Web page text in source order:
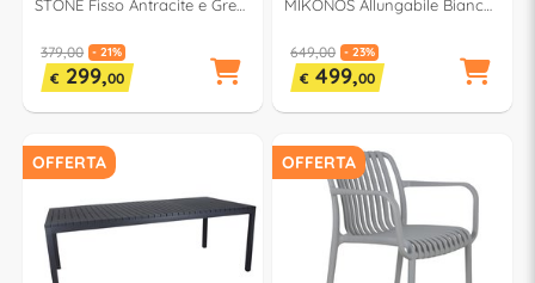
STONE Fisso Antracite e Grey
379,00 - 21%
€ 299,00
MIKONOS Allungabile Bianco
237
649,00 - 23%
€ 499,00
OFFERTA OFFERTA